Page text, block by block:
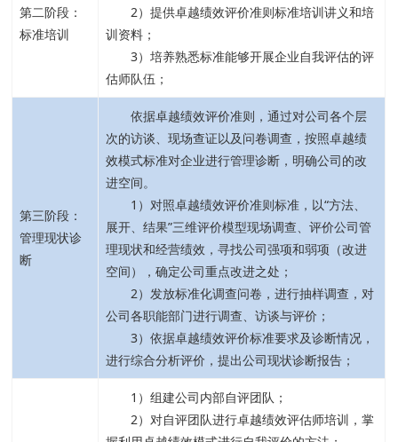
第二阶段：
标准培训
2）提供卓越绩效评价准则标准培训讲义和培
训资料；
3）培养熟悉标准能够开展企业自我评估的评
估师队伍；
第三阶段：
管理现状诊
断
依据卓越绩效评价准则，通过对公司各个层
次的访谈、现场查证以及问卷调查，按照卓越绩
效模式标准对企业进行管理诊断，明确公司的改
进空间。
1）对照卓越绩效评价准则标准，以“方法、
展开、结果”三维评价模型现场调查、评价公司管
理现状和经营绩效，寻找公司强项和弱项（改进
空间），确定公司重点改进之处；
2）发放标准化调查问卷，进行抽样调查，对
公司各职能部门进行调查、访谈与评价；
3）依据卓越绩效评价标准要求及诊断情况，
进行综合分析评价，提出公司现状诊断报告；
1）组建公司内部自评团队；
2）对自评团队进行卓越绩效评估师培训，掌